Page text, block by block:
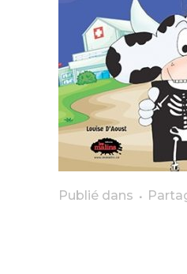
Publié dans